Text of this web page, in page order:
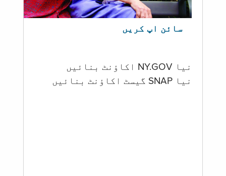
سائن اپ کریں
نیا NY.GOV اکاؤنٹ بنائیں
نیا SNAP گیسٹ اکاؤنٹ بنائیں